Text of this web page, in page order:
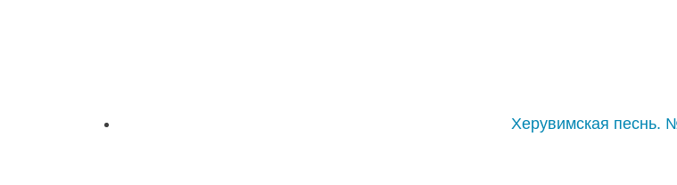
Херувимская песнь.